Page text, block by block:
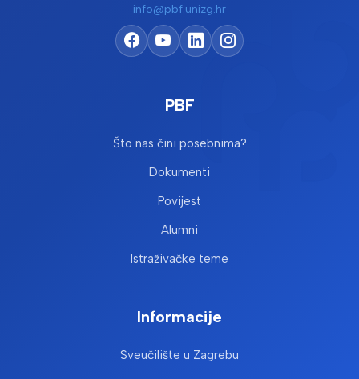
info@pbf.unizg.hr
PBF
Što nas čini posebnima?
Dokumenti
Povijest
Alumni
Istraživačke teme
Informacije
Sveučilište u Zagrebu